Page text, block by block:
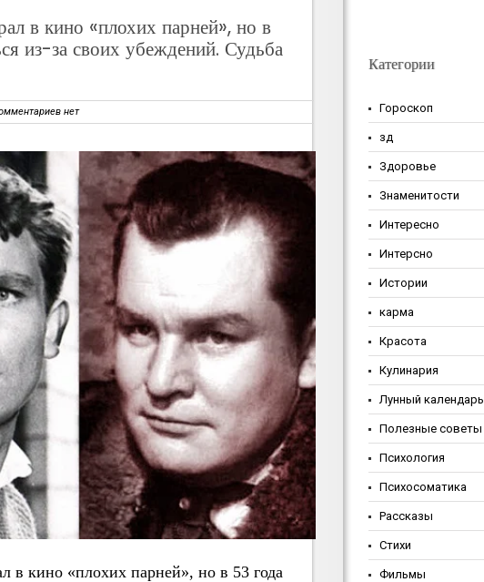
в кино «плохих парней», но в
из-за своих убеждений. Судьба
нет
в кино «плохих парней», но в 53 года
Категории
Гороскоп
зд
Здоровье
Знаменитости
Интересно
Интерсно
Истории
карма
Красота
Кулинария
Лунный календарь
Полезные советы
Психология
Психосоматика
Рассказы
Стихи
Фильмы